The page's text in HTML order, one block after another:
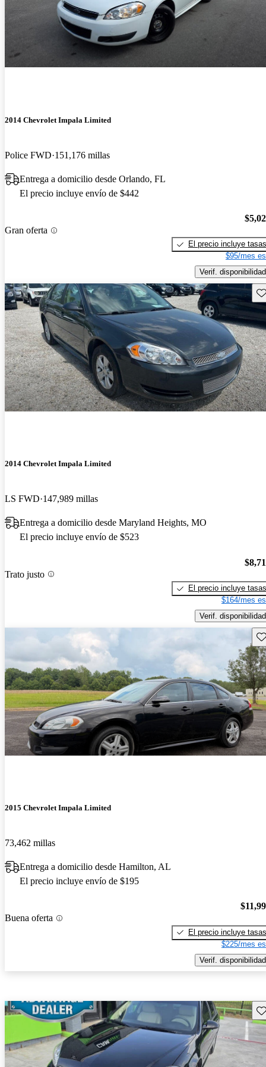
2014 Chevrolet Impala Limited
Police FWD 151,176 millas
Entrega a domicilio desde Orlando, FL
El precio incluye envío de $442
Gran oferta
El precio incluye tasas
$95/mes
Verif. disponibilidad
2014 Chevrolet Impala Limited
LS FWD 147,989 millas
Entrega a domicilio desde Maryland Heights, MO
El precio incluye envío de $523
Trato justo
El precio incluye tasas
$164/mes
Verif. disponibilidad
2015 Chevrolet Impala Limited
73,462 millas
Entrega a domicilio desde Hamilton, AL
El precio incluye envío de $195
Buena oferta
El precio incluye tasas
$225/mes
Verif. disponibilidad